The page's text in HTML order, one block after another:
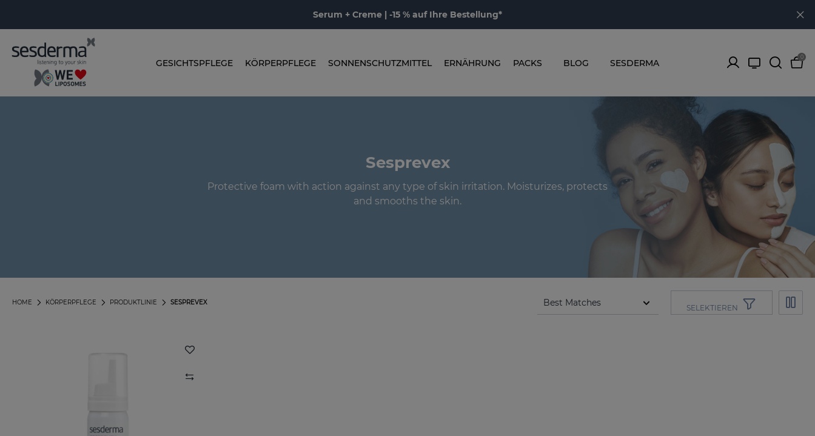
Serum + Creme | -15 % auf Ihre Bestellung*
GESICHTSPFLEGE KÖRPERPFLEGE SONNENSCHUTZMITTEL ERNÄHRUNG PACKS BLOG SESDERMA
0
Sesprevex
Protective foam with action against any type of skin irritation. Moisturizes, protects
and smooths the skin.
SESPREVEX
PRODUKTLINIE
KÖRPERPFLEGE
HOME
SELEKTIEREN